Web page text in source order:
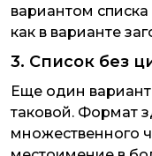
вариантом
как в варианте
3. Список без
Еще один
таковой. Формат
множественного